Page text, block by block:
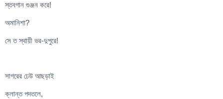
স্তবগান গুঞ্জন করে!
অমানিশা?
সে ত স্থায়ী ভর-দুপুরে!
সাগরের ঢেউ আছড়াই
ক্লান্ত পদতলে,